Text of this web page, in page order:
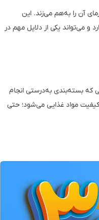
آن را به‌هم می‌زند. این
و می‌تواند یکی از دلایل مهم در
که بسته‌بندی به‌درستی انجام
مواد غذایی می‌شود؛ حتی